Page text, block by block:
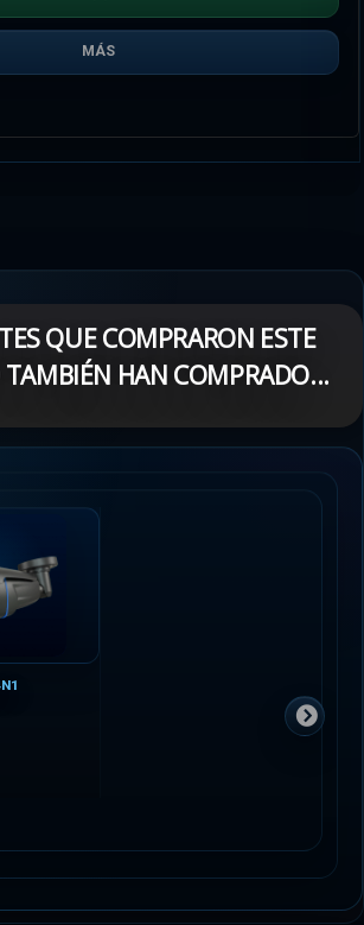
MÁS
QUE COMPRARON ESTE
HAN COMPRADO...